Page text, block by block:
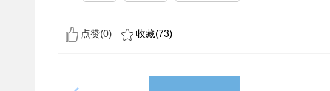
点赞(0) 收藏(73)